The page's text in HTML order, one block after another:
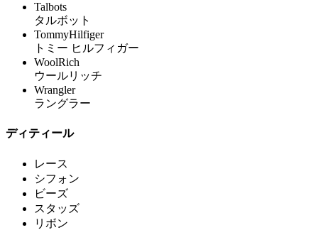
Talbots
タルボット
TommyHilfiger
トミー ヒルフィガー
WoolRich
ウールリッチ
Wrangler
ラングラー
ディティール
レース
シフォン
ビーズ
スタッズ
リボン